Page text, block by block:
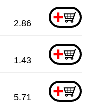
+
2.86
+
1.43
+
5.71